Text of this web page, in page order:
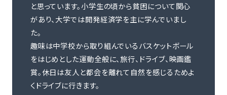
と思っています。小学生の頃から貧困について関心
があり、大学では開発経済学を主に学んでいまし
た。
趣味は中学校から取り組んでいるバスケットボール
をはじめとした運動全般に、旅行、ドライブ、映画鑑
賞。休日は友人と都会を離れて自然を感じるためよ
くドライブに行きます。